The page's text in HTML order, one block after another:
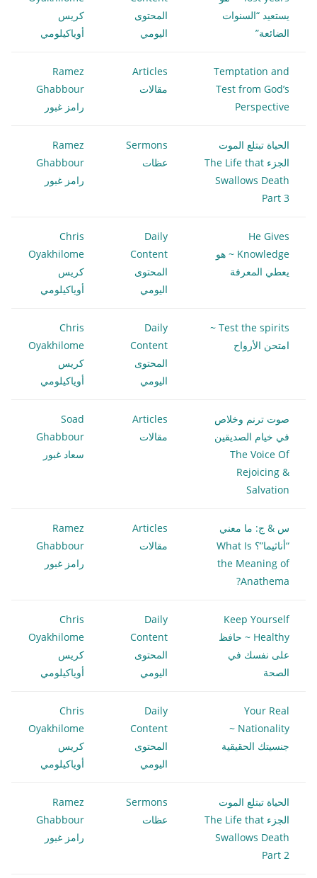
يستعيد “السنوات
الضائعة”
المحتوى
اليومي
كريس
أوياكيلومي
Temptation and
Test from God’s
Perspective
Articles
مقالات
Ramez
Ghabbour
رامز غبور
الحياة تبتلع الموت
الجزء The Life that
Swallows Death
Part 3
Sermons
عظات
Ramez
Ghabbour
رامز غبور
He Gives
Knowledge ~ هو
يعطي المعرفة
Daily
Content
المحتوى
اليومي
Chris
Oyakhilome
كريس
أوياكيلومي
Test the spirits ~
امتحن الأرواح
Daily
Content
المحتوى
اليومي
Chris
Oyakhilome
كريس
أوياكيلومي
صوت ترنم وخلاص
في خيام الصديقين
The Voice Of
Rejoicing &
Salvation
Articles
مقالات
Soad
Ghabbour
سعاد غبور
س & ج: ما معني
“أناثيما”؟ What Is
the Meaning of
Anathema?
Articles
مقالات
Ramez
Ghabbour
رامز غبور
Keep Yourself
Healthy ~ حافظ
على نفسك في
الصحة
Daily
Content
المحتوى
اليومي
Chris
Oyakhilome
كريس
أوياكيلومي
Your Real
Nationality ~
جنسيتك الحقيقية
Daily
Content
المحتوى
اليومي
Chris
Oyakhilome
كريس
أوياكيلومي
الحياة تبتلع الموت
الجزء The Life that
Swallows Death
Part 2
Sermons
عظات
Ramez
Ghabbour
رامز غبور